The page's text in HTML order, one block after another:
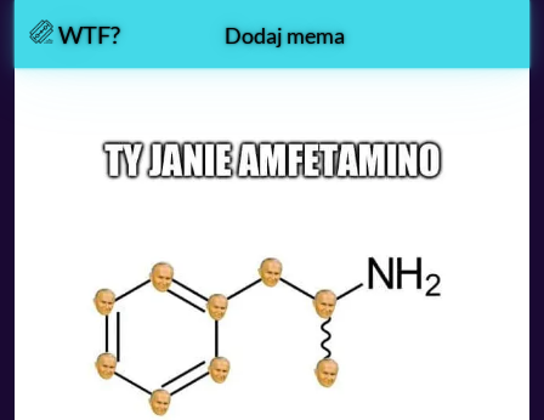
WTF? Dodaj mema